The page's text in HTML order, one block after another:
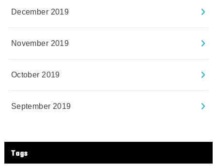
December 2019
November 2019
October 2019
September 2019
Tags